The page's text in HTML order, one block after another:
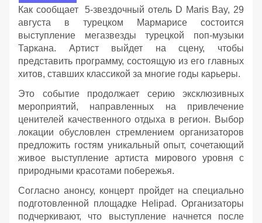
Как сообщает 5-звездочный отель D Maris Bay, 29
августа в турецком Мармарисе состоится
выступление мегазвезды турецкой поп-музыки
Таркана. Артист выйдет на сцену, чтобы
представить программу, состоящую из его главных
хитов, ставших классикой за многие годы карьеры.
Это событие продолжает серию эксклюзивных
мероприятий, направленных на привлечение
ценителей качественного отдыха в регион. Выбор
локации обусловлен стремлением организаторов
предложить гостям уникальный опыт, сочетающий
живое выступление артиста мирового уровня с
природными красотами побережья.
Согласно анонсу, концерт пройдет на специально
подготовленной площадке Helipad. Организаторы
подчеркивают, что выступление начнется после